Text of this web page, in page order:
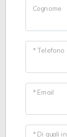
Cognome
* Telefono
* Email
* Di quali